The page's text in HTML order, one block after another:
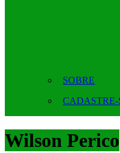
SOBRE
CADASTRE-
Wilson Perico